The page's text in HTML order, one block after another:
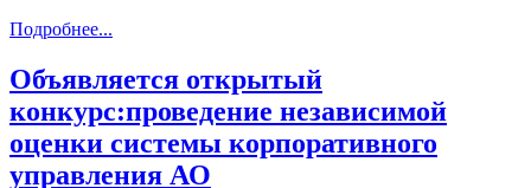
Подробнее...
Объявляется открытый
конкурс:проведение независимой
оценки системы корпоративного
управления АО